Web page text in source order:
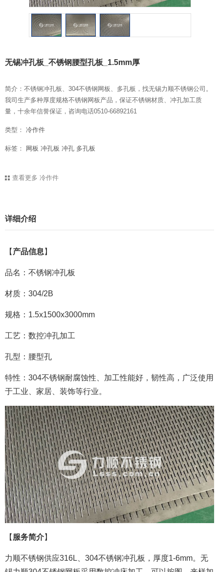
无锡冲孔板_不锈钢腰型孔板_1.5mm厚
简介：不锈钢冲孔板、304不锈钢网板、多孔板，找无锡力顺不锈钢公司。
我司生产多种厚度规格不锈钢网板产品，保证不锈钢材质、冲孔加工质
量，十余年信誉保证，咨询电话0510-66892161
类型： 冷作件
标签： 网板 冲孔板 冲孔 多孔板
查看更多 冷作件
详细介绍
【 产品信息 】
品名：不锈钢冲孔板
材质：304/2B
规格：1.5x1500x3000mm
工艺：数控冲孔加工
孔型：腰型孔
特性：304不锈钢耐腐蚀性、加工性能好，韧性高，广泛使用
于工业、家居、装饰等行业。
【 服务简介】
力顺不锈钢供应316L、304不锈钢冲孔板，厚度1-6mm。无